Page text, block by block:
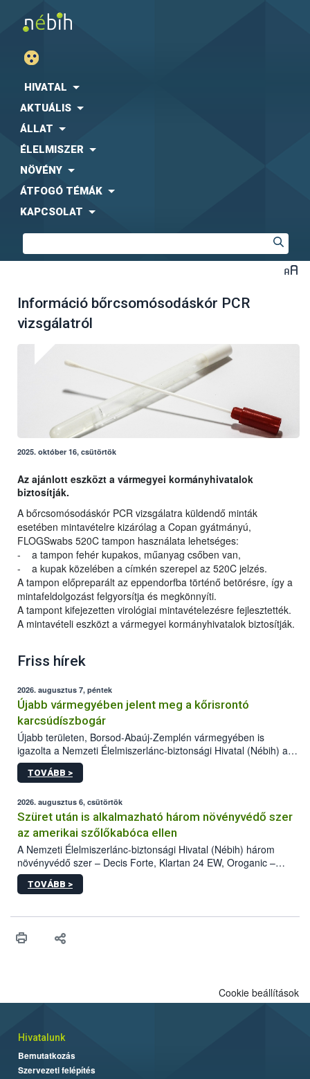
HIVATAL
AKTUÁLIS
ÁLLAT
ÉLELMISZER
NÖVÉNY
ÁTFOGÓ TÉMÁK
KAPCSOLAT
Információ bőrcsomósodáskór PCR
vizsgálatról
2025. október 16, csütörtök
Az ajánlott eszközt a vármegyei kormányhivatalok
biztosítják.
A bőrcsomósodáskór PCR vizsgálatra küldendő minták
esetében mintavételre kizárólag a Copan gyátmányú,
FLOGSwabs 520C tampon használata lehetséges:
- a tampon fehér kupakos, műanyag csőben van,
- a kupak közelében a címkén szerepel az 520C jelzés.
A tampon előpreparált az eppendorfba történő betörésre, így a
mintafeldolgozást felgyorsítja és megkönnyíti.
A tampont kifejezetten virológiai mintavételezésre fejlesztették.
A mintavételi eszközt a vármegyei kormányhivatalok biztosítják.
Friss hírek
2026. augusztus 7, péntek
Újabb vármegyében jelent meg a kőrisrontó
karcsúdíszbogár
Újabb területen, Borsod-Abaúj-Zemplén vármegyében is
igazolta a Nemzeti Élelmiszerlánc-biztonsági Hivatal (Nébih) a
kőrisrontó karcsúdíszbogár (Agrilus planipennis) jelenlétét. A
kártevőt nem csak színcsapdában találták meg, de már fertőzött
az intenzív felderítést, emellett az intézkedéseket a szlovák
hatósággal is összehangolják a terjedés megállítása érdekében.
TOVÁBB >
2026. augusztus 6, csütörtök
Szüret után is alkalmazható három növényvédő szer
az amerikai szőlőkabóca ellen
A Nemzeti Élelmiszerlánc-biztonsági Hivatal (Nébih) három
növényvédő szer – Decis Forte, Klartan 24 EW, Oroganic –
engedélyokiratát módosította, így azok a szüretet követően,
egészen a vesszőérettség (BBCH 91) stádiumáig
érésű szőlőkben is legyen lehetőség a károsító elleni további
felhasználók számára is elérhető és ökológiai termesztésben is
TOVÁBB >
Cookie beállítások
Hivatalunk
Bemutatkozás
Szervezeti felépítés